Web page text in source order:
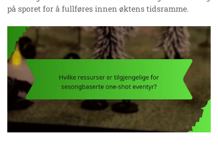
på sporet for å fullføres innen øktens tidsramme.